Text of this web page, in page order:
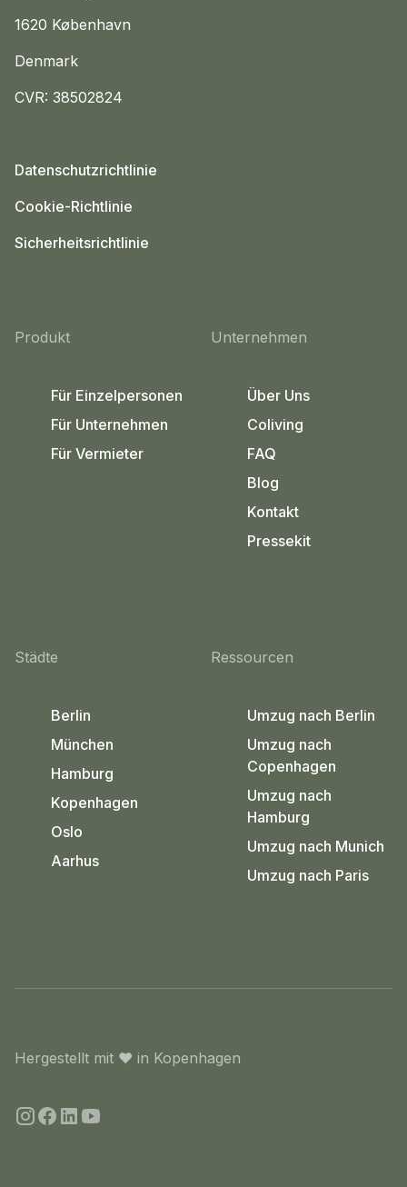
1620 København
Denmark
CVR: 38502824
Datenschutzrichtlinie
Cookie-Richtlinie
Sicherheitsrichtlinie
Produkt
Für Einzelpersonen
Für Unternehmen
Für Vermieter
Unternehmen
Über Uns
Coliving
FAQ
Blog
Kontakt
Pressekit
Städte
Berlin
München
Hamburg
Kopenhagen
Oslo
Aarhus
Ressourcen
Umzug nach Berlin
Umzug nach
Copenhagen
Umzug nach
Hamburg
Umzug nach Munich
Umzug nach Paris
Hergestellt mit ❤️ in Kopenhagen